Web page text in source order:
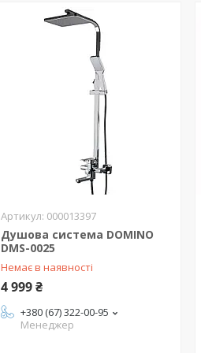
000013397
Душова система DOMINO
DMS-0025
Немає в наявності
4 999 ₴
+380 (67) 322-00-95
Менеджер